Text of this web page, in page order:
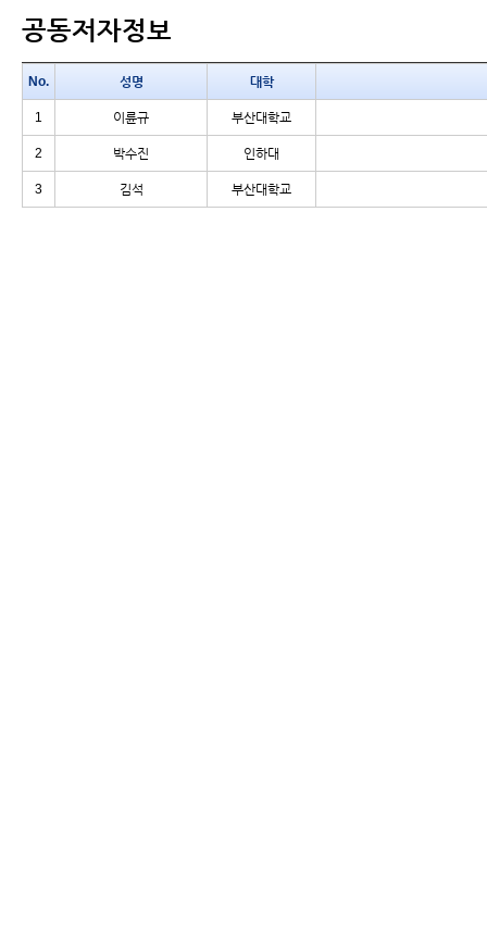
공동저자정보
No. 성명 대학
1 이륜규 부산대학교
2 박수진 인하대
3 김석 부산대학교